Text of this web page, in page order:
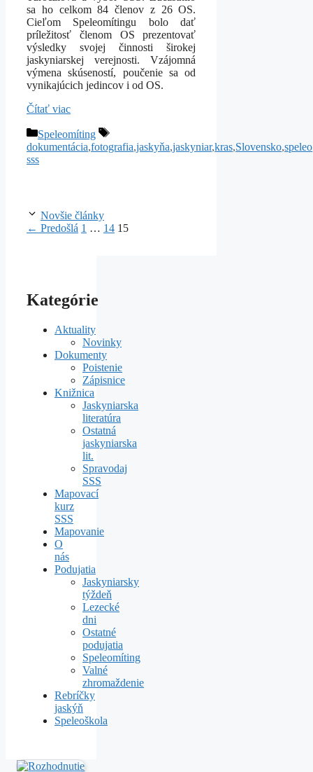
sa ho celkom 84 členov z 26 OS.
Cieľom Speleomítingu bolo dať
príležitosť členom OS prezentovať
výsledky svojej činnosti širokej
jaskyniarskej verejnosti. Vzájomná
výmena skúseností, poučenie sa od
vynikajúcich jedincov i od OS.
Čítať viac
Kategórie
Speleomíting
Značky
dokumentácia,fotografia,jaskyňa,jaskyniar,kras,Slovensko,speleo
sss
Novšie články
← Predošlá Stránka
1 … Stránka
14 Stránka
15
Kategórie
Aktuality
Novinky
Dokumenty
Poistenie
Zápisnice
Knižnica
Jaskyniarska
literatúra
Ostatná
jaskyniarska
lit.
Spravodaj
SSS
Mapovací
kurz
SSS
Mapovanie
O
nás
Podujatia
Jaskyniarsky
týždeň
Lezecké
dni
Ostatné
podujatia
Speleomíting
Valné
zhromaždenie
Rebríčky
jaskýň
Speleoškola